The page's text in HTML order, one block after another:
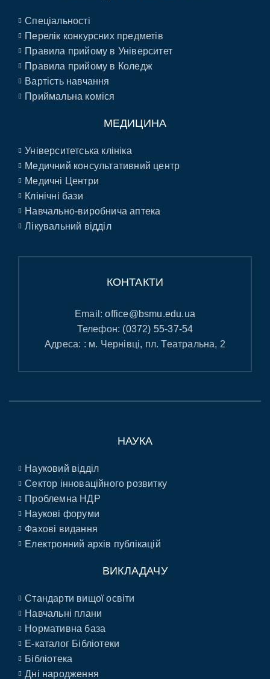
Спеціальності
Перелік конкурсних предметів
Правила прийому в Університет
Правила прийому в Коледж
Вартість навчання
Приймальна коміся
МЕДИЦИНА
Університетська клініка
Медичний консультативний центр
Медичні Центри
Клінічні бази
Навчально-виробнича аптека
Лікувальний відділ
КОНТАКТИ
Email:office@bsmu.edu.ua
Телефон: (0372) 55-37-54
Адреса: : м. Чернівці, пл. Театральна, 2
НАУКА
Науковий відділ
Сектор інноваційного розвитку
Проблемна НДР
Наукові форуми
Фахові видання
Електронний архів публікацій
ВИКЛАДАЧУ
Стандарти вищої освіти
Навчальні плани
Нормативна база
E-каталог Бібліотеки
Бібліотека
Дні народження